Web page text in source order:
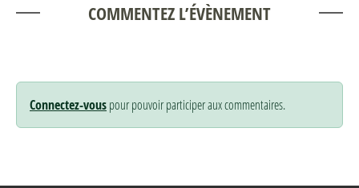
COMMENTEZ L’ÉVÈNEMENT
Connectez-vouspour pouvoir participer aux commentaires.